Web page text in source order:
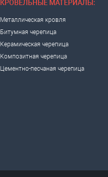
КРОВЕЛЬНЫЕ МАТЕРИАЛЫ:
Металлическая кровля
Битумная черепица
Керамическая черепица
Композитная черепица
Цементно-песчаная черепица